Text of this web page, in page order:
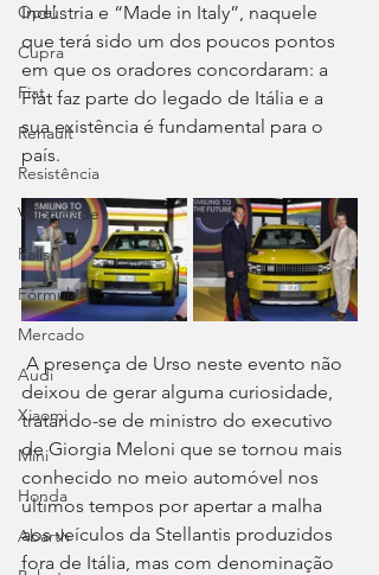
Opel
Cupra
Fiat
Renault
Resistência
Velocidade
Ralis
Fórmula 1
Mercado
Audi
Xiaomi
Mini
Honda
Abarth
Indústria e “Made in Italy”, naquele
que terá sido um dos poucos pontos
em que os oradores concordaram: a
Fiat faz parte do legado de Itália e a
sua existência é fundamental para o
país.
A presença de Urso neste evento não
deixou de gerar alguma curiosidade,
tratando-se de ministro do executivo
de Giorgia Meloni que se tornou mais
conhecido no meio automóvel nos
últimos tempos por apertar a malha
aos veículos da Stellantis produzidos
fora de Itália, mas com denominação